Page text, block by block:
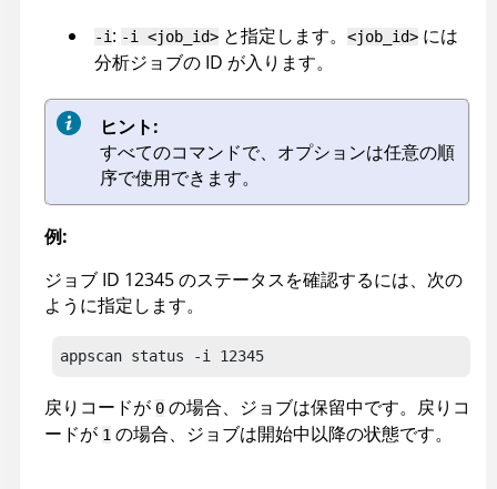
-i : -i <job_id> と指定します。 <job_id> には
分析ジョブの ID が入ります。
ヒント:
すべてのコマンドで、オプションは任意の順
序で使用できます。
例:
ジョブ ID 12345 のステータスを確認するには、次の
ように指定します。
appscan status -i 12345
戻りコードが 0 の場合、ジョブは保留中です。戻りコ
ードが 1 の場合、ジョブは開始中以降の状態です。